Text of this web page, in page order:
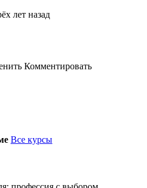
лет назад
Комментировать
Все курсы